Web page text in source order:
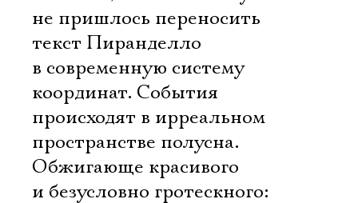
не пришлось переносить
текст Пиранделло
в современную систему
координат. События
происходят в ирреальном
пространстве полусна.
Обжигающе красивого
и безусловно гротескного: